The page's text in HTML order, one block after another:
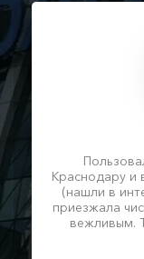
Краснодару и
(нашли в
приезжала
вежливым.